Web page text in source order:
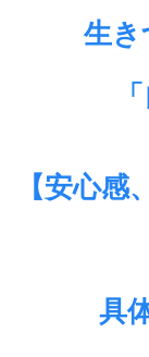
生き
【安心感
具